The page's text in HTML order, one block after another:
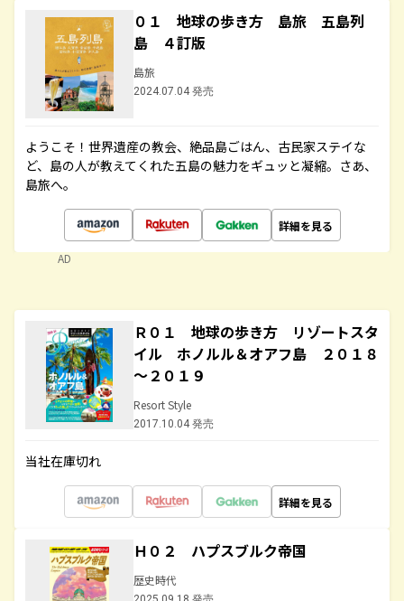
０１ 地球の歩き方 島旅 五島列
島 ４訂版
島旅
2024.07.04 発売
ようこそ！世界遺産の教会、絶品島ごはん、古民家ステイな
ど、島の人が教えてくれた五島の魅力をギュッと凝縮。さあ、
島旅へ。
詳細を見る
AD
Ｒ０１ 地球の歩き方 リゾートスタ
イル ホノルル＆オアフ島 ２０１８
～２０１９
Resort Style
2017.10.04 発売
当社在庫切れ
詳細を見る
Ｈ０２ ハプスブルク帝国
歴史時代